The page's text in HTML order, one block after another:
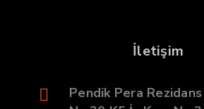
İletişim
Pendik Pera